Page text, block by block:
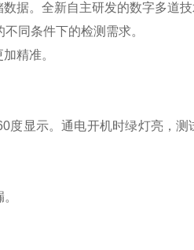
据。全新自主研发的数字多道
同条件下的检测需求。
精准。
度显示。通电开机时绿灯亮，测